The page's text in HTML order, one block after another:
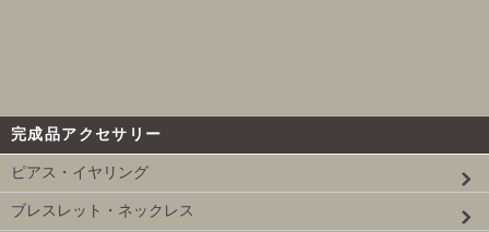
完成品アクセサリー
ピアス・イヤリング
ブレスレット・ネックレス